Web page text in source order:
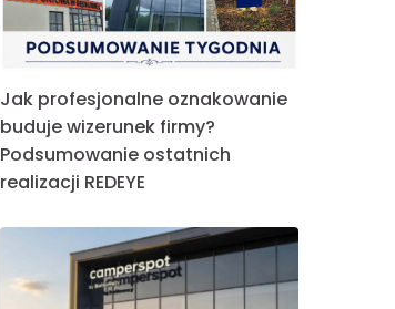
Jak profesjonalne oznakowanie
buduje wizerunek firmy?
Podsumowanie ostatnich
realizacji REDEYE